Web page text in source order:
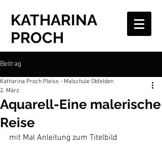
KATHARINA
PROCH
Beitrag
Aquarell-Eine malerische
Reise
Katharina Proch Pleiss - Malschule Obfelden
2. März
mit Mal Anleitung zum Titelbild